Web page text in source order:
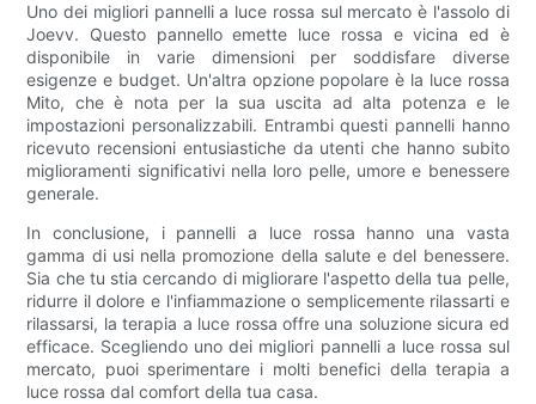
Uno dei migliori pannelli a luce rossa sul mercato è l'assolo di
Joevv. Questo pannello emette luce rossa e vicina ed è
disponibile in varie dimensioni per soddisfare diverse
esigenze e budget. Un'altra opzione popolare è la luce rossa
Mito, che è nota per la sua uscita ad alta potenza e le
impostazioni personalizzabili. Entrambi questi pannelli hanno
ricevuto recensioni entusiastiche da utenti che hanno subito
miglioramenti significativi nella loro pelle, umore e benessere
generale.
In conclusione, i pannelli a luce rossa hanno una vasta
gamma di usi nella promozione della salute e del benessere.
Sia che tu stia cercando di migliorare l'aspetto della tua pelle,
ridurre il dolore e l'infiammazione o semplicemente rilassarti e
rilassarsi, la terapia a luce rossa offre una soluzione sicura ed
efficace. Scegliendo uno dei migliori pannelli a luce rossa sul
mercato, puoi sperimentare i molti benefici della terapia a
luce rossa dal comfort della tua casa.